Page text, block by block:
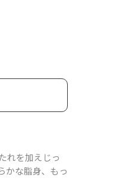
れを加えじっ
かな脂身、もっ